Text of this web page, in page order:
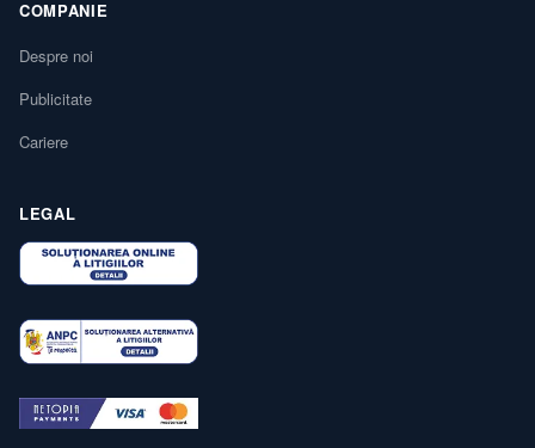
COMPANIE
Despre noi
Publicitate
Cariere
LEGAL